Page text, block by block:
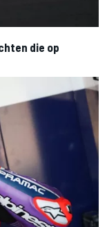
die op